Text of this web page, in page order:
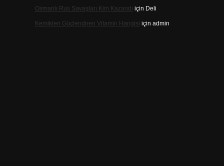
Osmanlı Rus Savaşları Kim Kazandı için Deli
Kemikleri Güçlendiren Vitamin Hangisi için admin